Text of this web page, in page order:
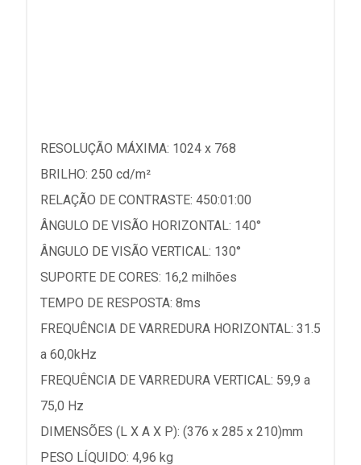
RESOLUÇÃO MÁXIMA: 1024 x 768
BRILHO: 250 cd/m²
RELAÇÃO DE CONTRASTE: 450:01:00
ÂNGULO DE VISÃO HORIZONTAL: 140°
ÂNGULO DE VISÃO VERTICAL: 130°
SUPORTE DE CORES: 16,2 milhões
TEMPO DE RESPOSTA: 8ms
FREQUÊNCIA DE VARREDURA HORIZONTAL: 31.5
a 60,0kHz
FREQUÊNCIA DE VARREDURA VERTICAL: 59,9 a
75,0 Hz
DIMENSÕES (L X A X P): (376 x 285 x 210)mm
PESO LÍQUIDO: 4,96 kg